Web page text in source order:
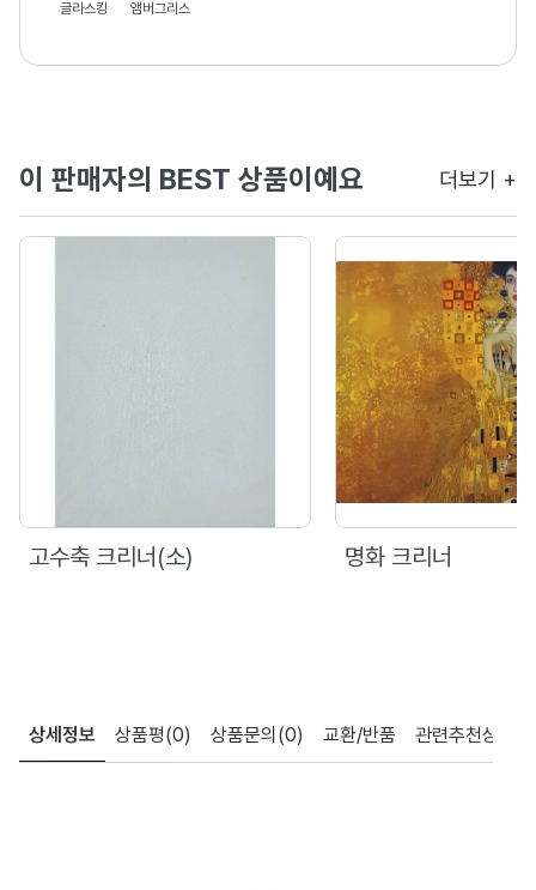
글라스킹 앰버그리스
이 판매자의 BEST 상품이예요 더보기 +
고수축 크리너(소) 명화 크리너
상세정보 상품평(0) 상품문의 (0) 교환/반품 관련추천상품